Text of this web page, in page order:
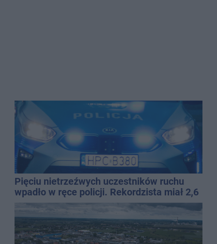
Pięciu nietrzeźwych uczestników ruchu
wpadło w ręce policji. Rekordzista miał 2,6
promila